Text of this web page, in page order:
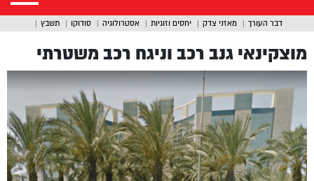
דבר העורך מאזני צדק יחסים וזוגיות אסטרולוגיה סודוקו תשבץ
מוצקינאי גנב רכב וניגח רכב משטרתי